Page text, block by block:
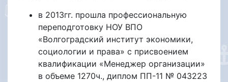
в 2013гг. прошла профессиональную
переподготовку НОУ ВПО
«Волгоградский институт экономики,
социологии и права» с присвоением
квалификации «Менеджер организации»
в объеме 1270ч., диплом ПП-11 № 043223